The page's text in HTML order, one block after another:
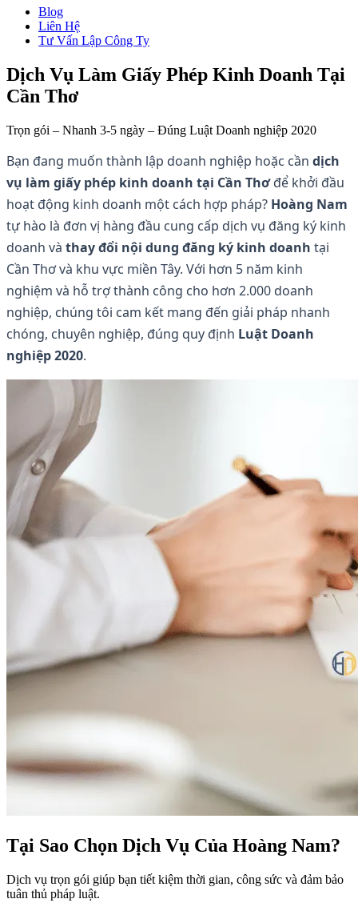
Thành Lập Công Ty
Làm Giấy Phép Kinh Doanh
Giải Thể Công Ty
Dịch Vụ Kế Toán
Hóa Đơn Điện Tử
Thành Lập CT Vốn Nước Ngoài
Blog
Liên Hệ
Tư Vấn Lập Công Ty
Dịch Vụ Làm Giấy Phép Kinh Doanh Tại
Cần Thơ
Trọn gói – Nhanh 3-5 ngày – Đúng Luật Doanh nghiệp 2020
Bạn đang muốn thành lập doanh nghiệp hoặc cần dịch
vụ làm giấy phép kinh doanh tại Cần Thơđể khởi đầu
hoạt động kinh doanh một cách hợp pháp? Hoàng Nam
tự hào là đơn vị hàng đầu cung cấp dịch vụ đăng ký kinh
doanh và thay đổi nội dung đăng ký kinh doanh tại
Cần Thơ và khu vực miền Tây. Với hơn 5 năm kinh
nghiệm và hỗ trợ thành công cho hơn 2.000 doanh
nghiệp, chúng tôi cam kết mang đến giải pháp nhanh
chóng, chuyên nghiệp, đúng quy định Luật Doanh
nghiệp 2020.
Tại Sao Chọn Dịch Vụ Của Hoàng Nam?
Dịch vụ trọn gói giúp bạn tiết kiệm thời gian, công sức và đảm bảo
tuân thủ pháp luật.